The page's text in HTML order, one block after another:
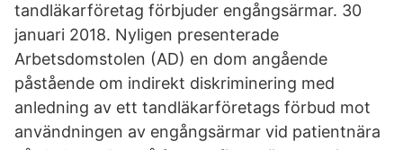
tandläkarföretag förbjuder engångsärmar. 30
januari 2018. Nyligen presenterade
Arbetsdomstolen (AD) en dom angående
påstående om indirekt diskriminering med
anledning av ett tandläkarföretags förbud mot
användningen av engångsärmar vid patientnära